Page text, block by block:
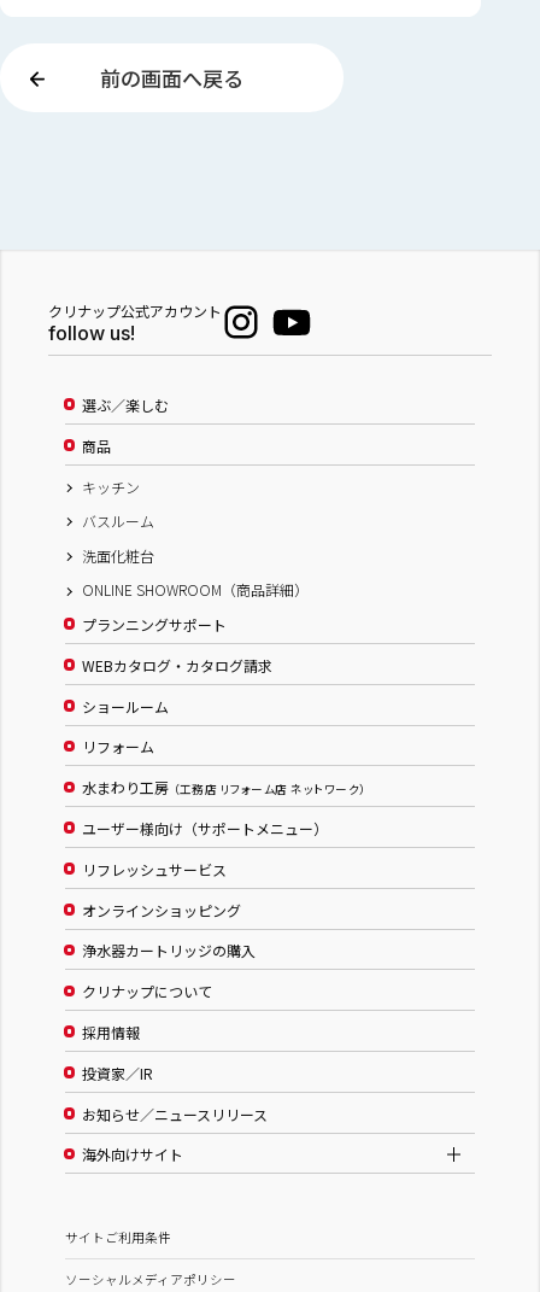
前の画面へ戻る
クリナップ公式アカウント
follow us!
選ぶ／楽しむ
商品
キッチン
バスルーム
洗面化粧台
ONLINE SHOWROOM（商品詳細）
プランニングサポート
WEBカタログ・カタログ請求
ショールーム
リフォーム
水まわり工房 （工務店 リフォーム店 ネットワーク）
ユーザー様向け（サポートメニュー）
リフレッシュサービス
オンラインショッピング
浄水器カートリッジの購入
クリナップについて
採用情報
投資家／IR
お知らせ／ニュースリリース
海外向けサイト
サイトご利用条件
ソーシャルメディアポリシー